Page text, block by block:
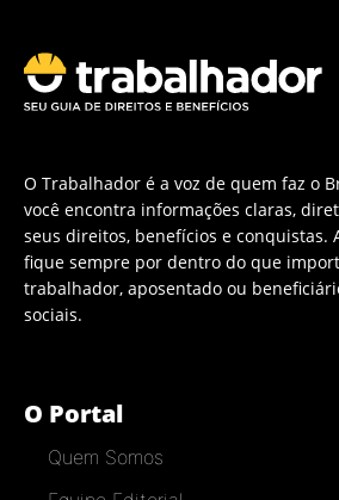
O Trabalhador é a voz de quem faz o
você encontra informações claras,
seus direitos, benefícios e conquistas.
fique sempre por dentro do que
trabalhador, aposentado ou
sociais.
O Portal
Quem Somos